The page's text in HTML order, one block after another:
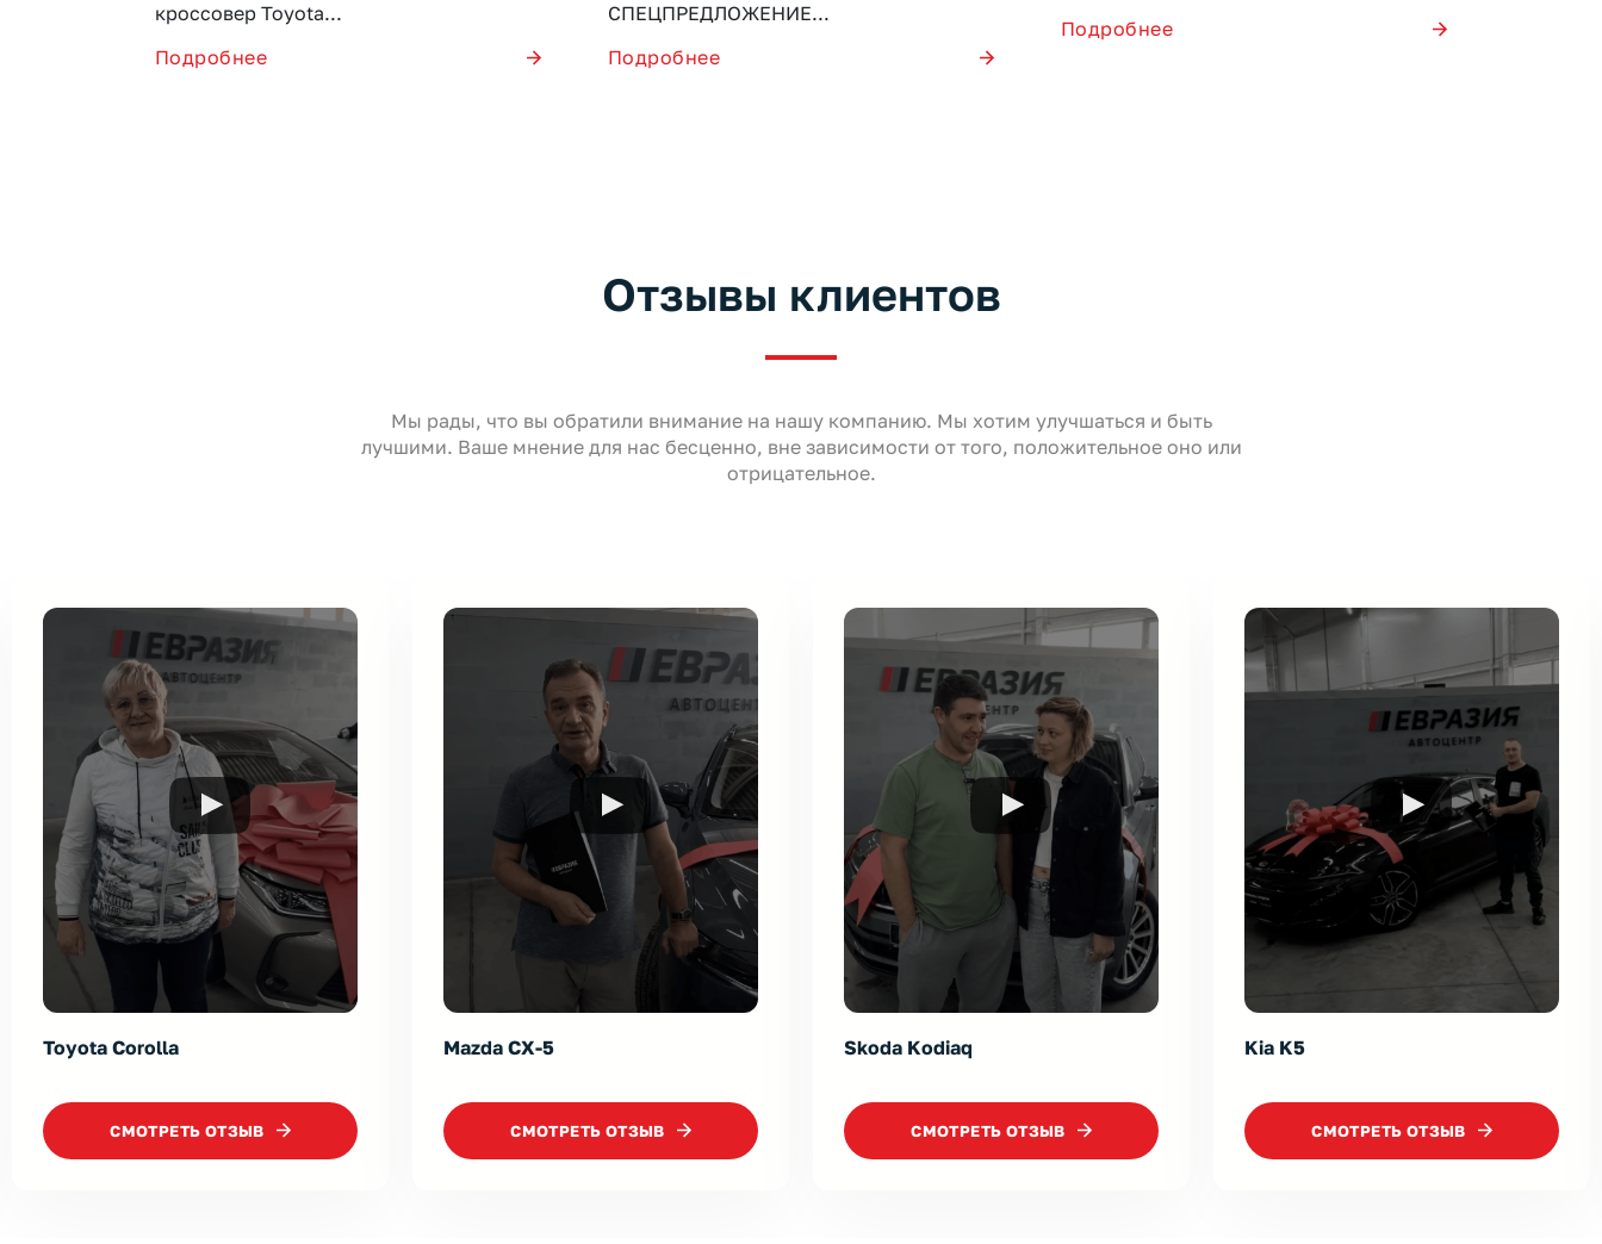
кроссовер Toyota...
Подробнее
СПЕЦПРЕДЛОЖЕНИЕ...
Подробнее
Подробнее
Отзывы клиентов
Мы рады, что вы обратили внимание на нашу компанию. Мы хотим улучшаться и быть
лучшими. Ваше мнение для нас бесценно, вне зависимости от того, положительное оно или
отрицательное.
Mazda CX-5
CМОТРЕТЬ ОТЗЫВ
Skoda Kodiaq
CМОТРЕТЬ ОТЗЫВ
Kia K5
CМОТРЕТЬ ОТЗЫВ
Kia CEED
CМОТРЕТЬ ОТЗЫВ